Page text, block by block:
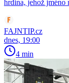
hrdina, jehož jméno
FAJNTIP.cz
dnes, 19:00
4 min